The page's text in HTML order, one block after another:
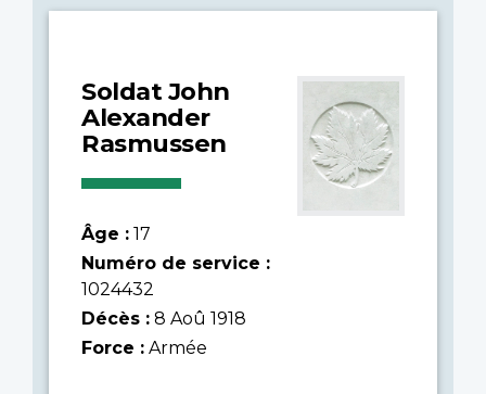
Soldat John
Alexander
Rasmussen
Âge : 17
Numéro de service :
1024432
Décès : 8 Aoû 1918
Force : Armée